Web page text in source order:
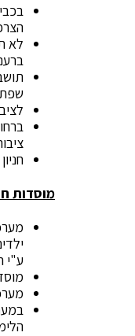
לא
מוסדות
ע"י